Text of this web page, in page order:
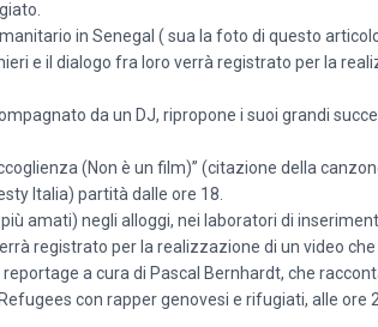
in Senegal ( sua la foto di questo
e il dialogo fra loro verrà registrato per la
da un DJ, ripropone i suoi grandi
(Non è un film)” (citazione della
Italia) partità dalle ore 18.
amati) negli alloggi, nei laboratori di
registrato per la realizzazione di un video
a cura di Pascal Bernhardt, che
con rapper genovesi e rifugiati, alle ore